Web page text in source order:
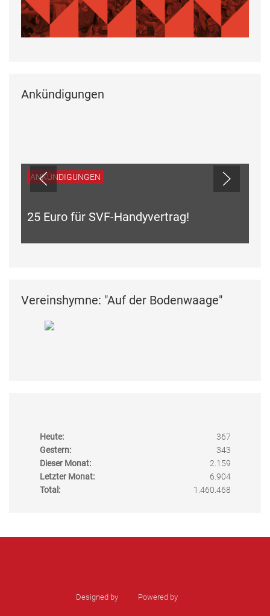
Ankündigungen
ANKÜNDIGUNGEN
25 Euro für SVF-Handyvertrag!
Vereinshymne: "Auf der Bodenwaage"
Heute:
367
Gestern:
343
Dieser Monat:
2.159
Letzter Monat:
6.904
Total:
1.460.468
Designed by Powered by